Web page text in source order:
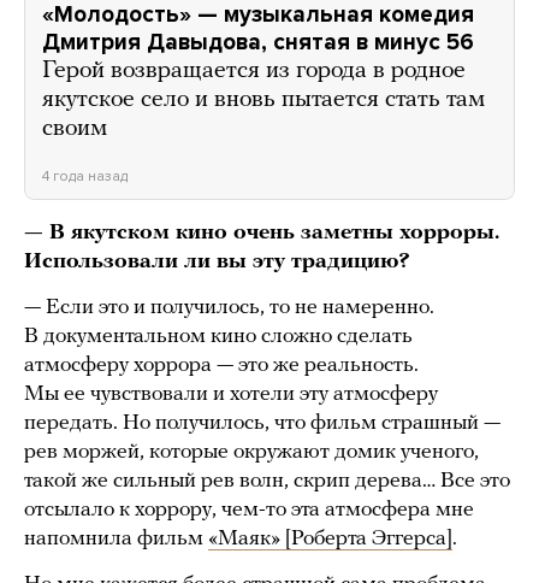
«Молодость» — музыкальная комедия
Дмитрия Давыдова, снятая в минус 56
Герой возвращается из города в родное
якутское село и вновь пытается стать там
своим
4 года назад
— В якутском кино очень заметны хорроры.
Использовали ли вы эту традицию?
— Если это и получилось, то не намеренно.
В документальном кино сложно сделать
атмосферу хоррора — это же реальность.
Мы ее чувствовали и хотели эту атмосферу
передать. Но получилось, что фильм страшный —
рев моржей, которые окружают домик ученого,
такой же сильный рев волн, скрип дерева… Все это
отсылало к хоррору, чем-то эта атмосфера мне
напомнила фильм «Маяк» [Роберта Эггерса] .